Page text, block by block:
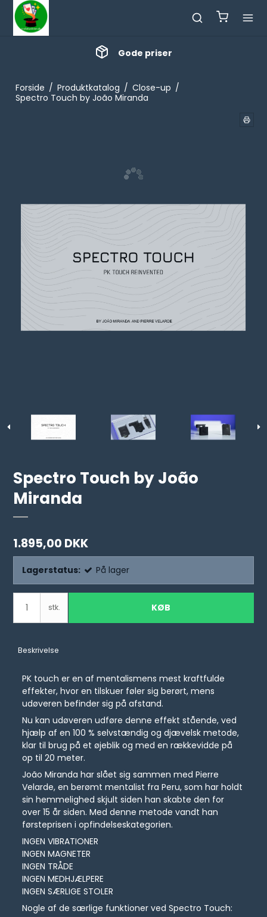
Gode priser
Forside / Produktkatalog / Close-up /
Spectro Touch by João Miranda
Spectro Touch by João
Miranda
1.895,00 DKK
Lagerstatus: På lager
stk. KØB
Beskrivelse
PK touch er en af mentalismens mest kraftfulde
effekter, hvor en tilskuer føler sig berørt, mens
udøveren befinder sig på afstand.
Nu kan udøveren udføre denne effekt stående, ved
hjælp af en 100 % selvstændig og djævelsk metode,
klar til brug på et øjeblik og med en rækkevidde på
op til 20 meter.
João Miranda har slået sig sammen med Pierre
Velarde, en berømt mentalist fra Peru, som har holdt
sin hemmelighed skjult siden han skabte den for
over 15 år siden. Med denne metode vandt han
førsteprisen i opfindelseskategorien.
INGEN VIBRATIONER
INGEN MAGNETER
INGEN TRÅDE
INGEN MEDHJÆLPERE
INGEN SÆRLIGE STOLER
Nogle af de særlige funktioner ved Spectro Touch: